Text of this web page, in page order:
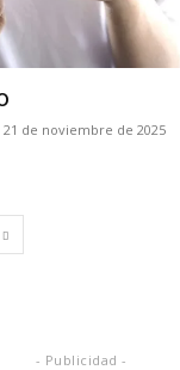
21 de noviembre de 2025
- Publicidad -